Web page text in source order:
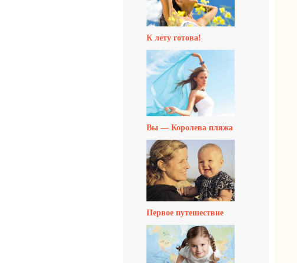
К лету готова!
Вы — Королева пляжа
Первое путешествие